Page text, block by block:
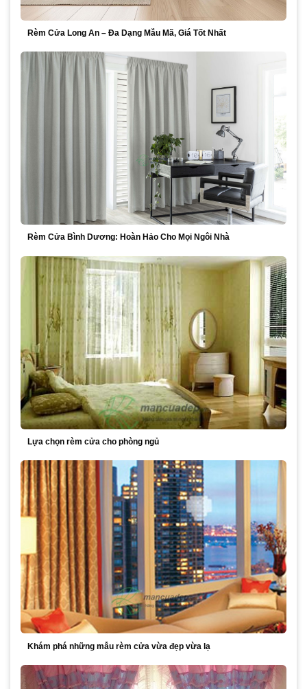
Rèm Cửa Long An – Đa Dạng Mẫu Mã, Giá Tốt Nhất
Rèm Cửa Bình Dương: Hoàn Hảo Cho Mọi Ngôi Nhà
Lựa chọn rèm cửa cho phòng ngủ
Khám phá những mẫu rèm cửa vừa đẹp vừa lạ